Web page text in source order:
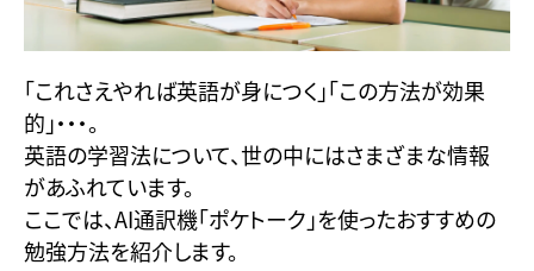
「これさえやれば英語が身につく」「この方法が効果
的」・・・。
英語の学習法について、世の中にはさまざまな情報
があふれています。
ここでは、AI通訳機「ポケトーク」を使ったおすすめの
勉強方法を紹介します。